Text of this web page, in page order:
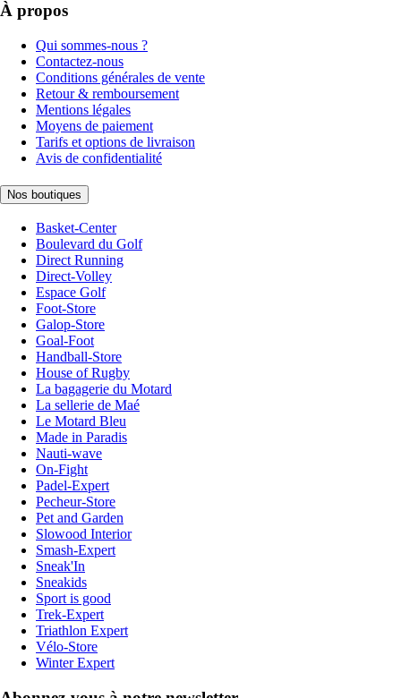
À propos
Qui sommes-nous ?
Contactez-nous
Conditions générales de vente
Retour & remboursement
Mentions légales
Moyens de paiement
Tarifs et options de livraison
Avis de confidentialité
Nos boutiques
Basket-Center
Boulevard du Golf
Direct Running
Direct-Volley
Espace Golf
Foot-Store
Galop-Store
Goal-Foot
Handball-Store
House of Rugby
La bagagerie du Motard
La sellerie de Maé
Le Motard Bleu
Made in Paradis
Nauti-wave
On-Fight
Padel-Expert
Pecheur-Store
Pet and Garden
Slowood Interior
Smash-Expert
Sneak'In
Sneakids
Sport is good
Trek-Expert
Triathlon Expert
Vélo-Store
Winter Expert